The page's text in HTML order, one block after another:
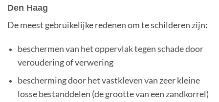
Den Haag
De meest gebruikelijke redenen om te schilderen zijn:
beschermen van het oppervlak tegen schade door
veroudering of verwering
bescherming door het vastkleven van zeer kleine
losse bestanddelen (de grootte van een zandkorrel)